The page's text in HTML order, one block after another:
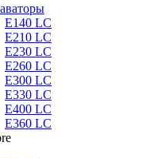
E140 LC
E210 LC
E230 LC
E260 LC
E300 LC
E330 LC
E400 LC
E360 LC